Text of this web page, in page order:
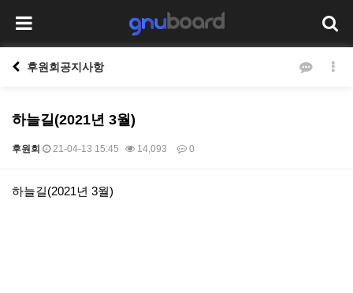
후원회공지사항
하늘길(2021년 3월)
후원회 21-04-13 15:45 14,093 0
본문
하늘길(2021년 3월)